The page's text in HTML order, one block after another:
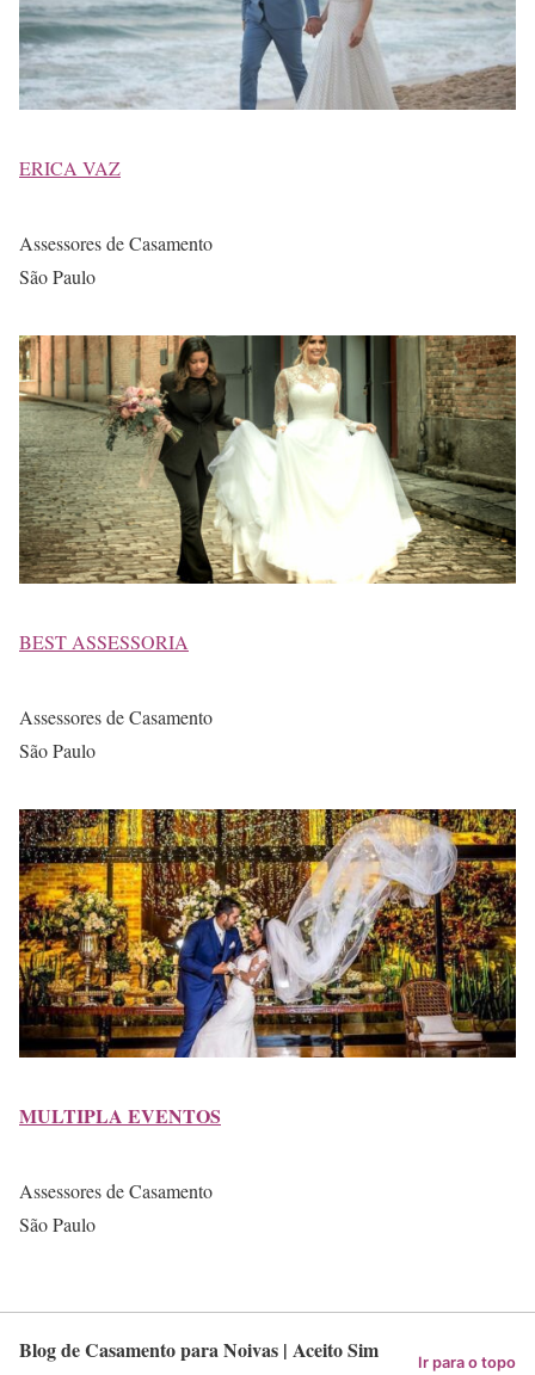
ERICA VAZ
Assessores de Casamento
São Paulo
BEST ASSESSORIA
Assessores de Casamento
São Paulo
MULTIPLA EVENTOS
Assessores de Casamento
São Paulo
Blog de Casamento para Noivas | Aceito Sim Ir para o topo